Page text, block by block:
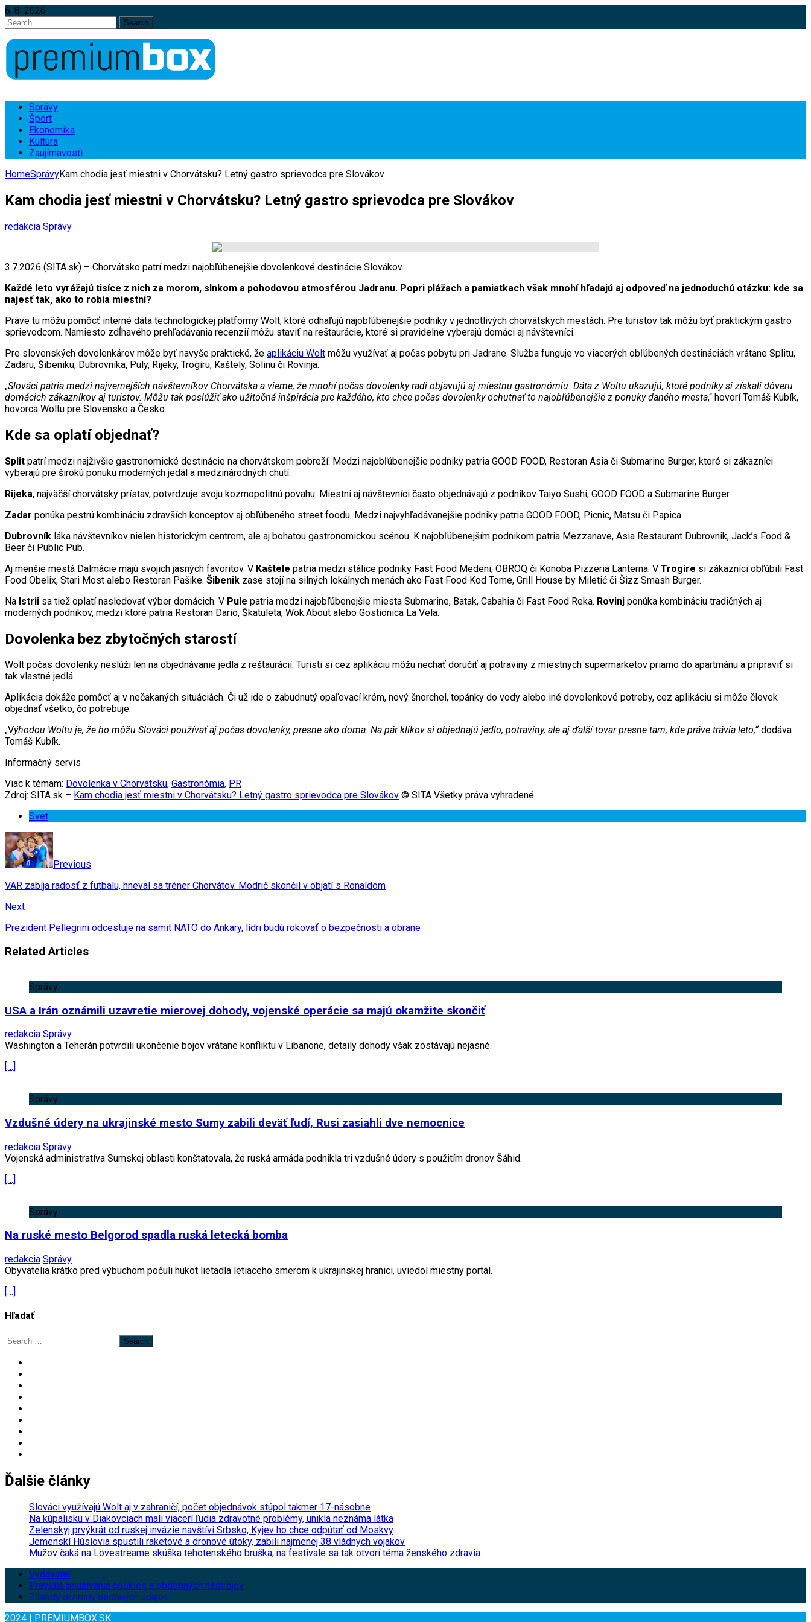
6. 8. 2026
Search
for:
Správy
Šport
Ekonomika
Kultúra
Zaujímavosti
HomeSprávyKam chodia jesť miestni v Chorvátsku? Letný gastro sprievodca pre Slovákov
Kam chodia jesť miestni v Chorvátsku? Letný gastro sprievodca pre Slovákov
redakcia Správy
3.7.2026 (SITA.sk) – Chorvátsko patrí medzi najobľúbenejšie dovolenkové destinácie Slovákov.
Každé leto vyrážajú tisíce z nich za morom, slnkom a pohodovou atmosférou Jadranu. Popri plážach a pamiatkach však mnohí hľadajú aj odpoveď na jednoduchú otázku: kde sa
najesť tak, ako to robia miestni?
Práve tu môžu pomôcť interné dáta technologickej platformy Wolt, ktoré odhaľujú najobľúbenejšie podniky v jednotlivých chorvátskych mestách. Pre turistov tak môžu byť praktickým gastro
sprievodcom. Namiesto zdĺhavého prehľadávania recenzií môžu staviť na reštaurácie, ktoré si pravidelne vyberajú domáci aj návštevníci.
Pre slovenských dovolenkárov môže byť navyše praktické, že aplikáciu Wolt môžu využívať aj počas pobytu pri Jadrane. Služba funguje vo viacerých obľúbených destináciách vrátane Splitu,
Zadaru, Šibeniku, Dubrovníka, Puly, Rijeky, Trogiru, Kaštely, Solinu či Rovinja.
„Slováci patria medzi najvernejších návštevníkov Chorvátska a vieme, že mnohí počas dovolenky radi objavujú aj miestnu gastronómiu. Dáta z Woltu ukazujú, ktoré podniky si získali dôveru
domácich zákazníkov aj turistov. Môžu tak poslúžiť ako užitočná inšpirácia pre každého, kto chce počas dovolenky ochutnať to najobľúbenejšie z ponuky daného mesta,“ hovorí Tomáš Kubík,
hovorca Woltu pre Slovensko a Česko.
Kde sa oplatí objednať?
Split patrí medzi najživšie gastronomické destinácie na chorvátskom pobreží. Medzi najobľúbenejšie podniky patria GOOD FOOD, Restoran Asia či Submarine Burger, ktoré si zákazníci
vyberajú pre širokú ponuku moderných jedál a medzinárodných chutí.
Rijeka, najväčší chorvátsky prístav, potvrdzuje svoju kozmopolitnú povahu. Miestni aj návštevníci často objednávajú z podnikov Taiyo Sushi, GOOD FOOD a Submarine Burger.
Zadar ponúka pestrú kombináciu zdravších konceptov aj obľúbeného street foodu. Medzi najvyhľadávanejšie podniky patria GOOD FOOD, Picnic, Matsu či Papica.
Dubrovník láka návštevníkov nielen historickým centrom, ale aj bohatou gastronomickou scénou. K najobľúbenejším podnikom patria Mezzanave, Asia Restaurant Dubrovnik, Jack’s Food &
Beer či Public Pub.
Aj menšie mestá Dalmácie majú svojich jasných favoritov. V Kaštele patria medzi stálice podniky Fast Food Medeni, OBROQ či Konoba Pizzeria Lanterna. V Trogire si zákazníci obľúbili Fast
Food Obelix, Stari Most alebo Restoran Pašike. Šibenik zase stojí na silných lokálnych menách ako Fast Food Kod Tome, Grill House by Miletić či Šizz Smash Burger.
Na Istrii sa tiež oplatí nasledovať výber domácich. V Pule patria medzi najobľúbenejšie miesta Submarine, Batak, Cabahia či Fast Food Reka. Rovinj ponúka kombináciu tradičných aj
moderných podnikov, medzi ktoré patria Restoran Dario, Škatuleta, Wok.About alebo Gostionica La Vela.
Dovolenka bez zbytočných starostí
Wolt počas dovolenky neslúži len na objednávanie jedla z reštaurácií. Turisti si cez aplikáciu môžu nechať doručiť aj potraviny z miestnych supermarketov priamo do apartmánu a pripraviť si
tak vlastné jedlá.
Aplikácia dokáže pomôcť aj v nečakaných situáciách. Či už ide o zabudnutý opaľovací krém, nový šnorchel, topánky do vody alebo iné dovolenkové potreby, cez aplikáciu si môže človek
objednať všetko, čo potrebuje.
„Výhodou Woltu je, že ho môžu Slováci používať aj počas dovolenky, presne ako doma. Na pár klikov si objednajú jedlo, potraviny, ale aj ďalší tovar presne tam, kde práve trávia leto,“ dodáva
Tomáš Kubík.
Informačný servis
Viac k témam: Dovolenka v Chorvátsku, Gastronómia, PR
Zdroj: SITA.sk – Kam chodia jesť miestni v Chorvátsku? Letný gastro sprievodca pre Slovákov © SITA Všetky práva vyhradené.
Svet
Previous
VAR zabíja radosť z futbalu, hneval sa tréner Chorvátov. Modrič skončil v objatí s Ronaldom
Next
Prezident Pellegrini odcestuje na samit NATO do Ankary, lídri budú rokovať o bezpečnosti a obrane
Related Articles
Správy
USA a Irán oznámili uzavretie mierovej dohody, vojenské operácie sa majú okamžite skončiť
redakcia Správy
Washington a Teherán potvrdili ukončenie bojov vrátane konfliktu v Libanone, detaily dohody však zostávajú nejasné.
[…]
Správy
Vzdušné údery na ukrajinské mesto Sumy zabili deväť ľudí, Rusi zasiahli dve nemocnice
redakcia Správy
Vojenská administratíva Sumskej oblasti konštatovala, že ruská armáda podnikla tri vzdušné údery s použitím dronov Šáhid.
[…]
Správy
Na ruské mesto Belgorod spadla ruská letecká bomba
redakcia Správy
Obyvatelia krátko pred výbuchom počuli hukot lietadla letiaceho smerom k ukrajinskej hranici, uviedol miestny portál.
[…]
Hľadať
Search
for:
Ďalšie články
Slováci využívajú Wolt aj v zahraničí, počet objednávok stúpol takmer 17-násobne
Na kúpalisku v Diakovciach mali viacerí ľudia zdravotné problémy, unikla neznáma látka
Zelenskyj prvýkrát od ruskej invázie navštívi Srbsko, Kyjev ho chce odpútať od Moskvy
Jemenskí Húsíovia spustili raketové a dronové útoky, zabili najmenej 38 vládnych vojakov
Mužov čaká na Lovestreame skúška tehotenského bruška, na festivale sa tak otvorí téma ženského zdravia
Vydavateľ
Pravidlá používania cookies a obdobných nástrojov
Zásady ochrany osobných údajov
2024 | PREMIUMBOX.SK